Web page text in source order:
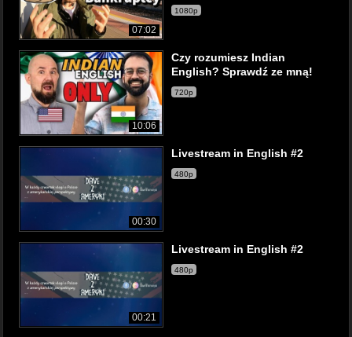
07:02
1080p
10:06
Czy rozumiesz Indian
English? Sprawdź ze mną!
720p
00:30
Livestream in English #2
480p
00:21
Livestream in English #2
480p